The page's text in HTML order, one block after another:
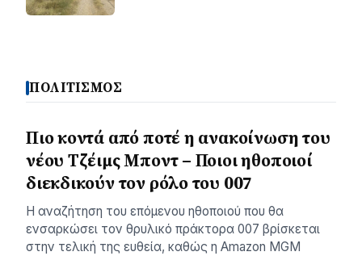
ΠΟΛΙΤΙΣΜΟΣ
Πιο κοντά από ποτέ η ανακοίνωση του
νέου Τζέιμς Μποντ – Ποιοι ηθοποιοί
διεκδικούν τον ρόλο του 007
Η αναζήτηση του επόμενου ηθοποιού που θα
ενσαρκώσει τον θρυλικό πράκτορα 007 βρίσκεται
στην τελική της ευθεία, καθώς η Amazon MGM